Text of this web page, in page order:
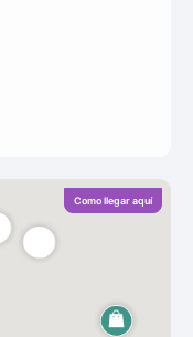
Como llegar aquí